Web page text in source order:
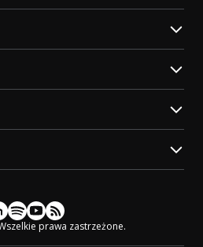
prawa zastrzeżone.